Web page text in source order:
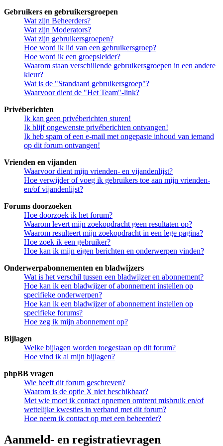
Gebruikers en gebruikersgroepen
Wat zijn Beheerders?
Wat zijn Moderators?
Wat zijn gebruikersgroepen?
Hoe word ik lid van een gebruikersgroep?
Hoe word ik een groepsleider?
Waarom staan verschillende gebruikersgroepen in een andere
kleur?
Wat is de "Standaard gebruikersgroep"?
Waarvoor dient de "Het Team"-link?
Privéberichten
Ik kan geen privéberichten sturen!
Ik blijf ongewenste privéberichten ontvangen!
Ik heb spam of een e-mail met ongepaste inhoud van iemand
op dit forum ontvangen!
Vrienden en vijanden
Waarvoor dient mijn vrienden- en vijandenlijst?
Hoe verwijder of voeg ik gebruikers toe aan mijn vrienden-
en/of vijandenlijst?
Forums doorzoeken
Hoe doorzoek ik het forum?
Waarom levert mijn zoekopdracht geen resultaten op?
Waarom resulteert mijn zoekopdracht in een lege pagina?
Hoe zoek ik een gebruiker?
Hoe kan ik mijn eigen berichten en onderwerpen vinden?
Onderwerpabonnementen en bladwijzers
Wat is het verschil tussen een bladwijzer en abonnement?
Hoe kan ik een bladwijzer of abonnement instellen op
specifieke onderwerpen?
Hoe kan ik een bladwijzer of abonnement instellen op
specifieke forums?
Hoe zeg ik mijn abonnement op?
Bijlagen
Welke bijlagen worden toegestaan op dit forum?
Hoe vind ik al mijn bijlagen?
phpBB vragen
Wie heeft dit forum geschreven?
Waarom is de optie X niet beschikbaar?
Met wie moet ik contact opnemen omtrent misbruik en/of
wettelijke kwesties in verband met dit forum?
Hoe neem ik contact op met een beheerder?
Aanmeld- en registratievragen